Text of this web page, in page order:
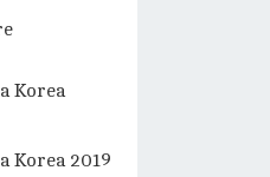
Korea
Korea 2019